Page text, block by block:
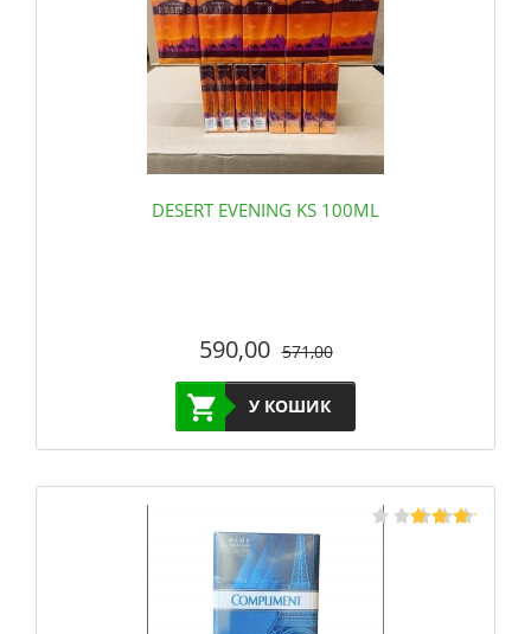
DESERT EVENING KS 100ML
590,00 571,00
У КОШИК